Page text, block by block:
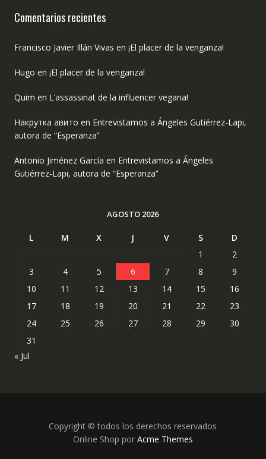
Comentarios recientes
Francisco Javier Illán Vivas en ¡El placer de la venganza!
Hugo en ¡El placer de la venganza!
Quim en L’assassinat de la influencer vegana!
Накрутка авито en Entrevistamos a Ángeles Gutiérrez-Lapi,
autora de “Esperanza”
Antonio Jiménez García en Entrevistamos a Ángeles
Gutiérrez-Lapi, autora de “Esperanza”
AGOSTO 2026
L M X J V S
D
1
2
3
4 5 6 7 8
9
10
11 12 13 14 15
16
17
18 19 20 21 22
23
24
25 26 27 28 29
30
31
« Jul
Copyright © todos los derechos reservados
Online Shop por Acme Themes